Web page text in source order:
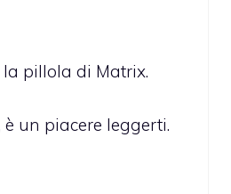
la pillola di Matrix.
un piacere leggerti.